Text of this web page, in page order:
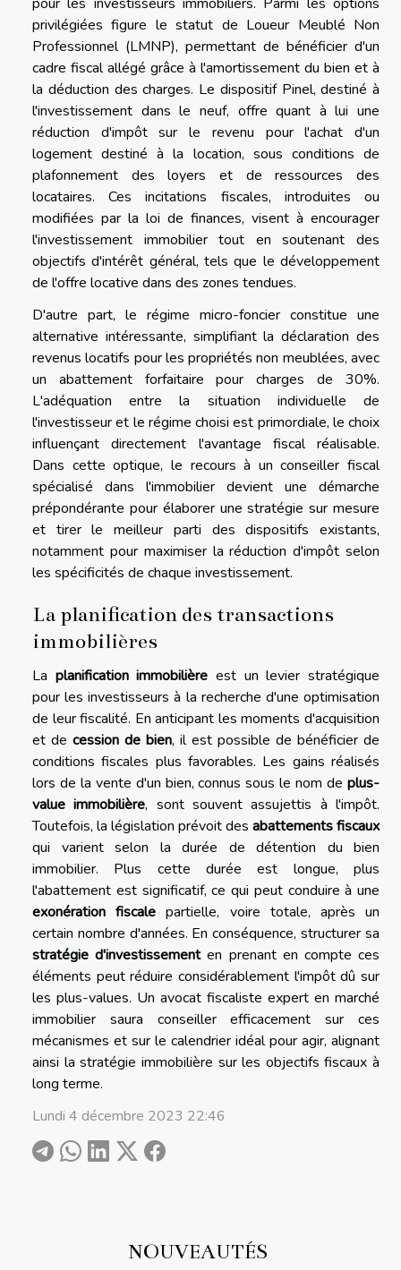
NOUVEAUTÉS
privilégiées figure le statut de Loueur Meublé Non
Professionnel (LMNP), permettant de bénéficier d'un
cadre fiscal allégé grâce à l'amortissement du bien et à
la déduction des charges. Le dispositif Pinel, destiné à
l'investissement dans le neuf, offre quant à lui une
réduction d'impôt sur le revenu pour l'achat d'un
logement destiné à la location, sous conditions de
plafonnement des loyers et de ressources des
locataires. Ces incitations fiscales, introduites ou
modifiées par la loi de finances, visent à encourager
l'investissement immobilier tout en soutenant des
objectifs d'intérêt général, tels que le développement
de l'offre locative dans des zones tendues.
D'autre part, le régime micro-foncier constitue une
alternative intéressante, simplifiant la déclaration des
revenus locatifs pour les propriétés non meublées, avec
un abattement forfaitaire pour charges de 30%.
L'adéquation entre la situation individuelle de
l'investisseur et le régime choisi est primordiale, le choix
influençant directement l'avantage fiscal réalisable.
Dans cette optique, le recours à un conseiller fiscal
spécialisé dans l'immobilier devient une démarche
prépondérante pour élaborer une stratégie sur mesure
et tirer le meilleur parti des dispositifs existants,
notamment pour maximiser la réduction d'impôt selon
les spécificités de chaque investissement.
La planification des transactions
immobilières
La planification immobilière est un levier stratégique
pour les investisseurs à la recherche d'une optimisation
de leur fiscalité. En anticipant les moments d'acquisition
et de cession de bien, il est possible de bénéficier de
conditions fiscales plus favorables. Les gains réalisés
lors de la vente d'un bien, connus sous le nom de plus-
value immobilière, sont souvent assujettis à l'impôt.
Toutefois, la législation prévoit des abattements fiscaux
qui varient selon la durée de détention du bien
immobilier. Plus cette durée est longue, plus
l'abattement est significatif, ce qui peut conduire à une
exonération fiscale partielle, voire totale, après un
certain nombre d'années. En conséquence, structurer sa
stratégie d'investissementen prenant en compte ces
éléments peut réduire considérablement l'impôt dû sur
les plus-values. Un avocat fiscaliste expert en marché
immobilier saura conseiller efficacement sur ces
mécanismes et sur le calendrier idéal pour agir, alignant
ainsi la stratégie immobilière sur les objectifs fiscaux à
long terme.
Lundi 4 décembre 2023 22:46